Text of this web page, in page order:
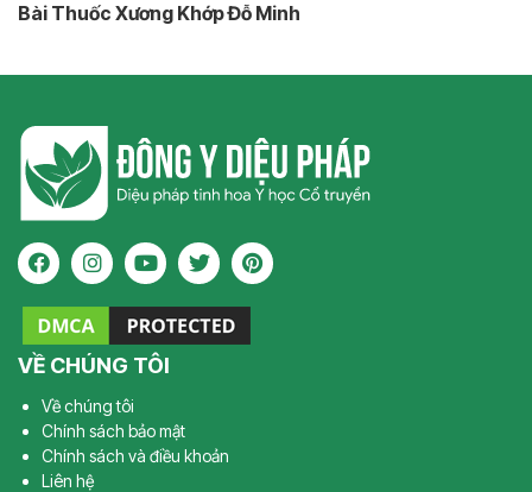
Bài Thuốc Xương Khớp Đỗ Minh
VỀ CHÚNG TÔI
Về chúng tôi
Chính sách bảo mật
Chính sách và điều khoản
Liên hệ